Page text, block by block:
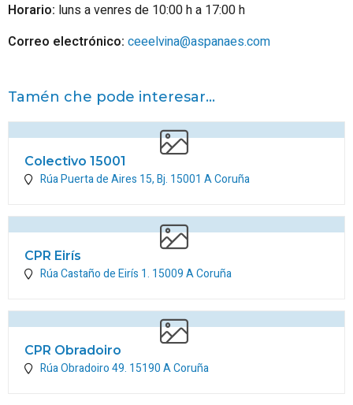
Horario: luns a venres de 10:00 h a 17:00 h
Correo electrónico: ceeelvina@aspanaes.com
Tamén che pode interesar...
Colectivo 15001
Rúa Puerta de Aires 15, Bj. 15001 A Coruña
CPR Eirís
Rúa Castaño de Eirís 1. 15009A Coruña
CPR Obradoiro
Rúa Obradoiro 49. 15190A Coruña